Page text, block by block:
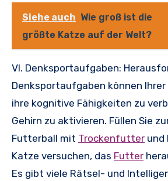
Siehe auch Wie groß ist die
größte Katze auf der Welt?
VI. Denksportaufgaben:
Denksportaufgaben können
ihre kognitive Fähigkeiten zu
Gehirn zu aktivieren. Füllen Sie
Futterball mit Trockenfutter und
Katze versuchen, das Futter
Es gibt viele Rätsel- und